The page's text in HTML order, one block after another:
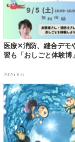
医療✕消防、縫合デモ
習も「おしごと体験博
2026.8.6